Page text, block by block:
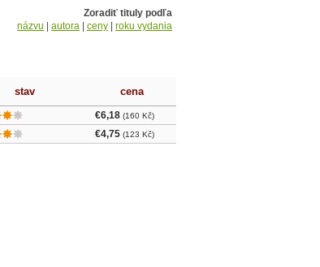
Zoradiť tituly podľa
názvu
autora ceny roku vydania
stav cena
€6,18 (160 Kč)
€4,75 (123 Kč)